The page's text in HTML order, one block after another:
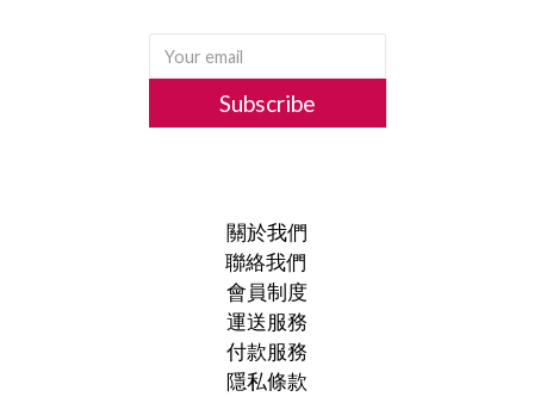
Subscribe
關於我們
聯絡我們
會員制度
運送服務
付款服務
隱私條款